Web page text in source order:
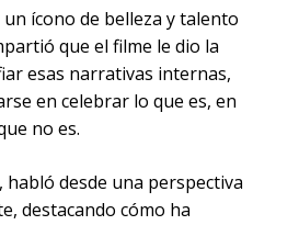
ícono de belleza y talento
que el filme le dio la
esas narrativas internas,
en celebrar lo que es, en
no es.
desde una perspectiva
destacando cómo ha